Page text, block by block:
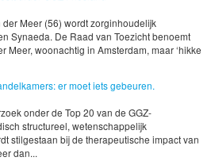
Meer (56) wordt zorginhoudelijk
Synaeda. De Raad van Toezicht benoemt
Meer, woonachtig in Amsterdam, maar ‘hikke
er moet iets gebeuren.
onder de Top 20 van de GGZ-
structureel, wetenschappelijk
stilgestaan bij de therapeutische impact van
dan...